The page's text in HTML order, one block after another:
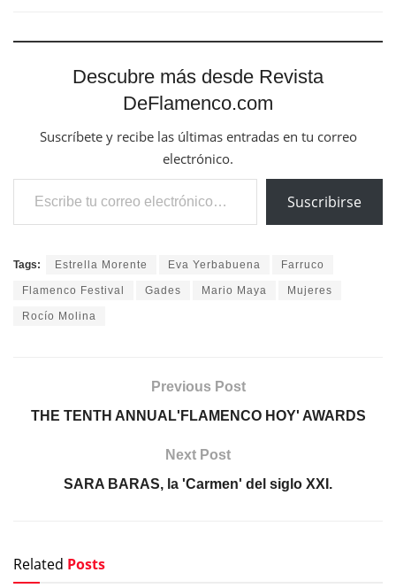
Descubre más desde Revista
DeFlamenco.com
Suscríbete y recibe las últimas entradas en tu correo
electrónico.
Escribe tu correo electrónico…
Suscribirse
Tags: Estrella Morente Eva Yerbabuena Farruco
Flamenco Festival Gades Mario Maya Mujeres
Rocío Molina
Previous Post
THE TENTH ANNUAL'FLAMENCO HOY' AWARDS
Next Post
SARA BARAS, la 'Carmen' del siglo XXI.
Related Posts